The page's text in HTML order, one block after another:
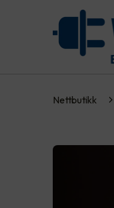
Nettbutikk